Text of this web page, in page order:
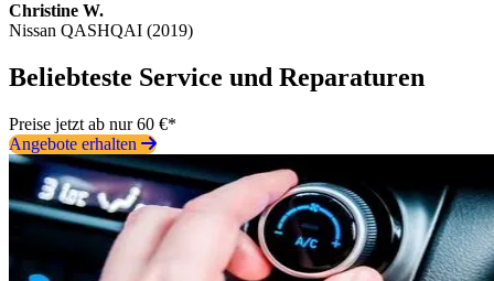
Christine W.
Nissan QASHQAI (2019)
Beliebteste Service und Reparaturen
Preise jetzt ab nur 60 €*
Angebote erhalten